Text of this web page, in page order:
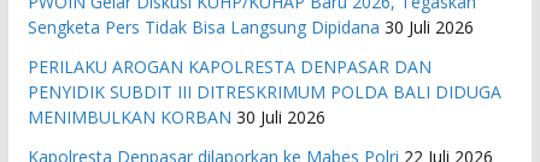
Sengketa Pers Tidak Bisa Langsung Dipidana 30 Juli 2026
PERILAKU AROGAN KAPOLRESTA DENPASAR DAN
PENYIDIK SUBDIT III DITRESKRIMUM POLDA BALI DIDUGA
MENIMBULKAN KORBAN 30 Juli 2026
Kapolresta Denpasar dilaporkan ke Mabes Polri 22 Juli 2026